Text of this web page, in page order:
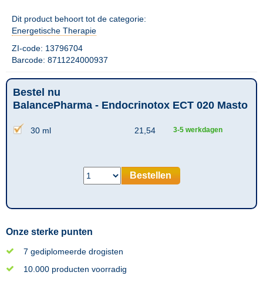
Dit product behoort tot de categorie:
Energetische Therapie
ZI-code: 13796704
Barcode: 8711224000937
Bestel nu
BalancePharma - Endocrinotox ECT 020 Masto
30 ml 21,54 3-5 werkdagen
Bestellen
Onze sterke punten
7 gediplomeerde drogisten
10.000 producten voorradig